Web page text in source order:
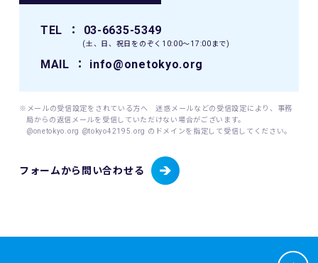
よる（ご本人が未成年者（18歳未満）の場合はその親権者の
同意を得た）情報の提供(登録、申込等)によることを原則と
します。
内でこれを行います。
(1) 取り扱う個人情報
・東京マラソン等にご応募いただく場合
・東京マラソン等を通じて寄付をしていただく場合
ルアドレス、国籍、パスポート番号（海外エントリーの場
フォームから問い合わせる
TEL ： 03-6635-5349
(土、日、祝日をのぞく10:00〜17:00まで)
MAIL ： info@onetokyo.org
※メールの受信設定をされている方へ 迷惑メールなどの受信設定により、事務
局からの返信メールを受信していただけない場合がございます。
@onetokyo.org @tokyo42195.org のドメインを指定して受信してください。